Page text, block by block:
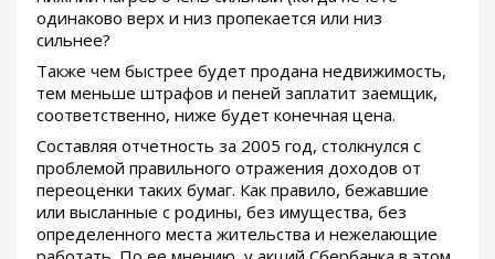
одинаково верх и низ пропекается или низ
сильнее?
Также чем быстрее будет продана недвижимость,
тем меньше штрафов и пеней заплатит заемщик,
соответственно, ниже будет конечная цена.
Составляя отчетность за 2005 год, столкнулся с
проблемой правильного отражения доходов от
переоценки таких бумаг. Как правило, бежавшие
или высланные с родины, без имущества, без
определенного места жительства и нежелающие